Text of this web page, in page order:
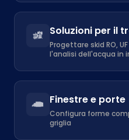
Progettare skid RO,
l'analisi dell'acqua in
Finestre e porte
Configura forme
griglia